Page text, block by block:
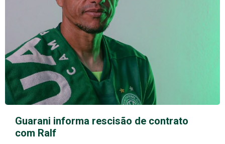
Guarani informa rescisão de contrato
com Ralf